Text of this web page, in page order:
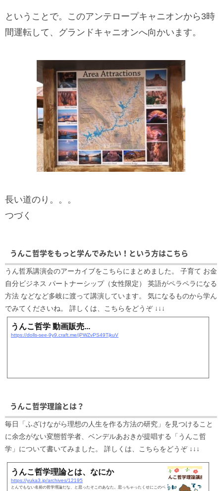
ということで。このアンテロープキャニオンから3時
間運転して、グランドキャニオンへ向かいます。
長い道のり。。。
つづく
うんこ哲学をもっと学んでみたい！という方はこちら
うん哲系講演会のアーカイブをこちらにまとめました。 子育て お金
自分ビジネス パートナーシップ（女性限定） 英語がペラペラになる
方法 などなど多岐に渡って講演しています。 気になるものから学ん
でみてくださいね。 詳しくは、こちらをどうぞ ↓↓↓
うんこ哲学 動画販売...
https://dolls-see-9y9.craft.me/jPWZvPS49TjkuV
うんこ哲学理論とは？
毎日「ふざけながら理想の人生を作る方法の研究」を見つけること
に余念がない変態哲学者、ベンデルあおきが提唱する「うんこ哲
学」について書いてみました。 詳しくは、こちらをどうぞ ↓↓↓
うんこ哲学理論とは、なにか
https://yuka3.jp/archives/12195
とんでもない名前の哲学理論だな、と思ったそこのあなた。思っちゃったくせにこのペ